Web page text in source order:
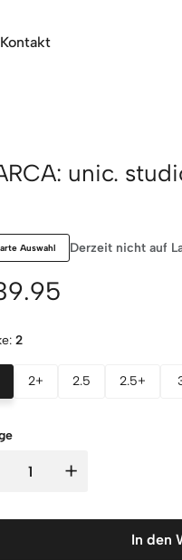
Kontakt
unic.
Auswahl Derzeit nicht auf
2
2+ 2.5 2.5+
+
In den